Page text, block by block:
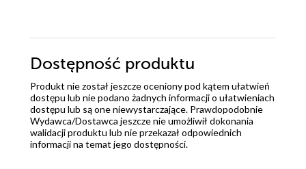
Dostępność produktu
Produkt nie został jeszcze oceniony pod kątem ułatwień
dostępu lub nie podano żadnych informacji o ułatwieniach
dostępu lub są one niewystarczające. Prawdopodobnie
Wydawca/Dostawca jeszcze nie umożliwił dokonania
walidacji produktu lub nie przekazał odpowiednich
informacji na temat jego dostępności.